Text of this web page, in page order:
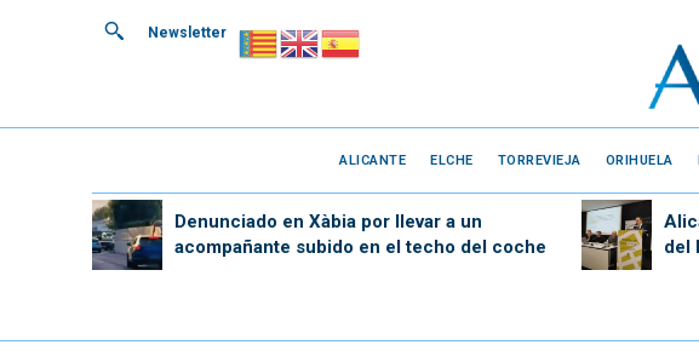
Newsletter
ALICANTE ELCHE TORREVIEJA ORIHUELA
Denunciado en Xàbia por llevar a un
acompañante subido en el techo del coche
del